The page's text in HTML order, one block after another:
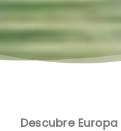
Descubre Europa